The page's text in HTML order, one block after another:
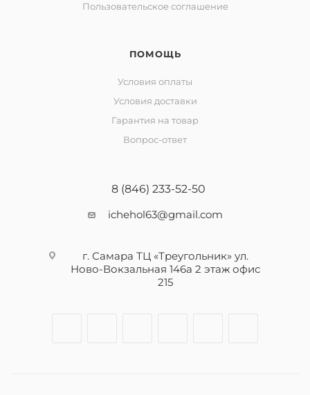
Пользовательское соглашение
ПОМОЩЬ
Условия оплаты
Условия доставки
Гарантия на товар
Вопрос-ответ
8 (846) 233-52-50
ichehol63@gmail.com
г. Самара ТЦ «Треугольник» ул.
Ново-Вокзальная 146а 2 этаж офис
215